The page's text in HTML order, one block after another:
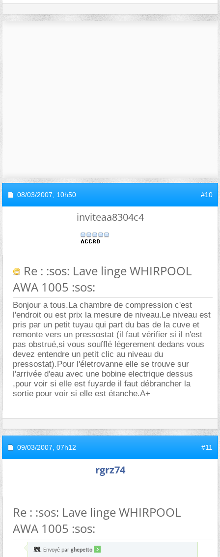
08/03/2007, 10h50 #10
inviteaa8304c4
Re : :sos: Lave linge WHIRPOOL
AWA 1005 :sos:
Bonjour a tous.La chambre de compression c'est
l'endroit ou est prix la mesure de niveau.Le niveau est
pris par un petit tuyau qui part du bas de la cuve et
remonte vers un pressostat (il faut vérifier si il n'est
pas obstrué,si vous soufflé légerement dedans vous
devez entendre un petit clic au niveau du
pressostat).Pour l'életrovanne elle se trouve sur
l'arrivée d'eau avec une bobine electrique dessus
,pour voir si elle est fuyarde il faut débrancher la
sortie pour voir si elle est étanche.A+
09/03/2007, 07h12 #11
rgrz74
Re : :sos: Lave linge WHIRPOOL
AWA 1005 :sos:
Envoyé par ghepetto